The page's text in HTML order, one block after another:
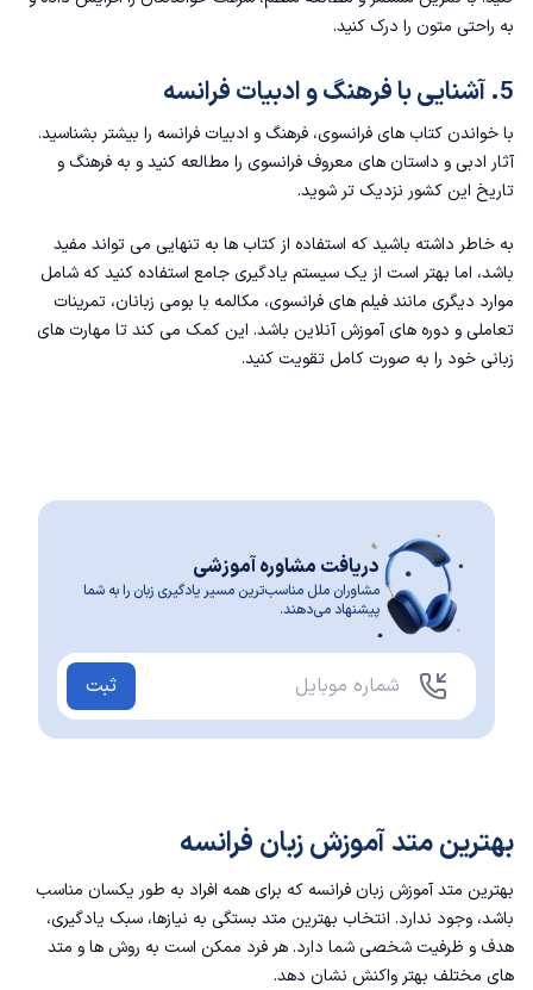
به راحتی متون را درک کنید.
5. آشنایی با فرهنگ و ادبیات فرانسه
با خواندن کتاب های فرانسوی، فرهنگ و ادبیات فرانسه را بیشتر بشناسید.
آثار ادبی و داستان های معروف فرانسوی را مطالعه کنید و به فرهنگ و
تاریخ این کشور نزدیک تر شوید.
به خاطر داشته باشید که استفاده از کتاب ها به تنهایی می تواند مفید
باشد، اما بهتر است از یک سیستم یادگیری جامع استفاده کنید که شامل
موارد دیگری مانندفیلم های فرانسوی، مکالمه با بومی زبانان، تمرینات
تعاملی و دوره های آموزش آنلاین باشد. این کمک می کند تا مهارت های
زبانی خود را به صورت کامل تقویت کنید.
دریافت مشاوره آموزشی
مشاوران ملل مناسب‌ترین مسیر یادگیری زبان را به شما
پیشنهاد می‌دهند.
ثبت
بهترین متد آموزش زبان فرانسه
بهترین متد آموزش زبان فرانسه که برای همه افراد به طور یکسان مناسب
باشد، وجود ندارد. انتخاب بهترین متد بستگی به نیازها، سبک یادگیری،
هدف و ظرفیت شخصی شما دارد. هر فرد ممکن است به روش ها و متد
های مختلف بهتر واکنش نشان دهد.